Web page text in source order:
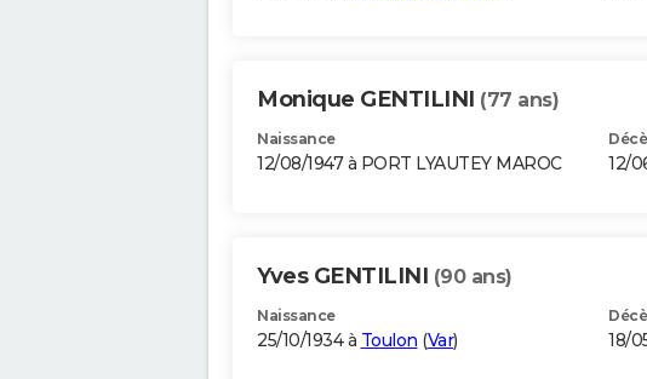
Monique GENTILINI (77 ans)
Naissance
12/08/1947 à PORT LYAUTEY MAROC 12/
Yves GENTILINI (90 ans)
Naissance
25/10/1934 à Toulon (Var) 18/